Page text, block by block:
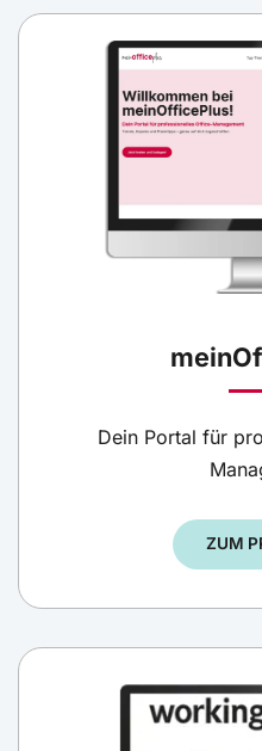
Dein Portal für
ZUM